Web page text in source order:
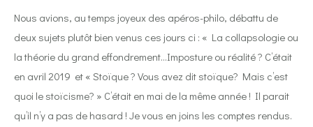
Nous avions, au temps joyeux des apéros-philo, débattu de
deux sujets plutôt bien venus ces jours ci : « La collapsologie ou
la théorie du grand effondrement…Imposture ou réalité ? C’était
en avril 2019 et « Stoïque ? Vous avez dit stoïque? Mais c’est
quoi le stoïcisme? » C’était en mai de la même année ! Il parait
qu’il n’y a pas de hasard ! Je vous en joins les comptes rendus.